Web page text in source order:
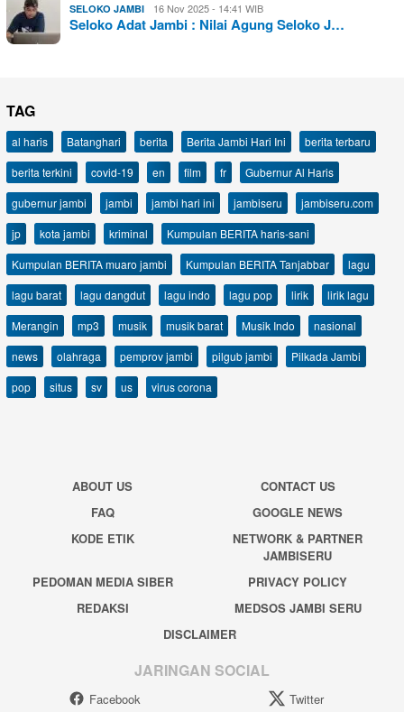
SELOKO JAMBI 16 Nov 2025 - 14:41 WIB
Seloko Adat Jambi : Nilai Agung Seloko J…
TAG
al haris Batanghari berita Berita Jambi Hari Ini
berita terbaru
berita terkini
covid-19 en film fr
Gubernur Al Haris
gubernur jambi
jambi jambi hari ini jambiseru
jambiseru.com
jp
kota jambi kriminal
Kumpulan BERITA haris-sani
Kumpulan BERITA muaro jambi
Kumpulan BERITA Tanjabbar
lagu
lagu barat
lagu dangdut lagu indo lagu pop lirik
lirik lagu
Merangin
mp3 musik musik barat Musik Indo
nasional
news
olahraga pemprov jambi pilgub jambi
Pilkada Jambi
pop
situs sv us virus corona
ABOUT US
CONTACT US
FAQ
GOOGLE NEWS
KODE ETIK
NETWORK & PARTNER
JAMBISERU
PEDOMAN MEDIA SIBER
PRIVACY POLICY
REDAKSI
MEDSOS JAMBI SERU
DISCLAIMER
JARINGAN SOCIAL
Facebook Twitter